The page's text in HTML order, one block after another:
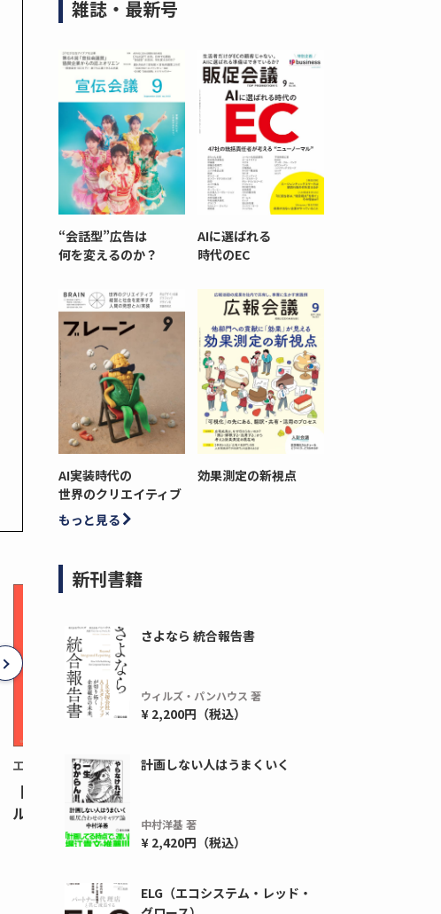
エムディーピー
【月間1,000万本以上の配布実績！】デジタ
ルクーポンを活用した販促キャンペーンを...
ダウンロードする
雑誌・最新号
“会話型”広告は
何を変えるのか？
AIに選ばれる
時代のEC
AI実装時代の
世界のクリエイティブ
効果測定の新視点
もっと見る
新刊書籍
さよなら 統合報告書
ウィルズ・パンハウス 著
¥ 2,200円（税込）
計画しない人はうまくいく
中村洋基 著
¥ 2,420円（税込）
ELG（エコシステム・レッド・